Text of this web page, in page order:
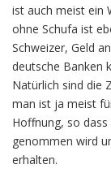
ist auch meist ein
ohne Schufa ist
Schweizer, Geld
deutsche Banken
Natürlich sind die
man ist ja meist
Hoffnung, so
genommen wird
erhalten.